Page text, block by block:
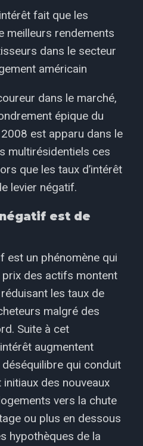
fait que les
meilleurs rendements
dans le secteur
américain
dans le marché,
épique du
est apparu dans le
multirésidentiels ces
que les taux d’intérêt
levier négatif.
est de
est un phénomène qui
des actifs montent
les taux de
malgré des
Suite à cet
augmentent
qui conduit
des nouveaux
vers la chute
ou plus en dessous
hypothèques de la